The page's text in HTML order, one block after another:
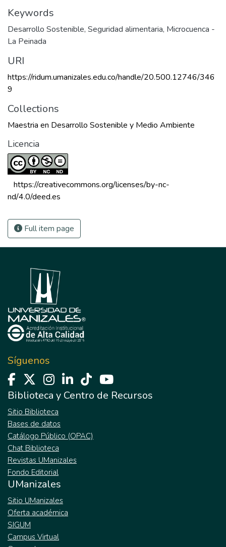
Keywords
Desarrollo Sostenible, Seguridad alimentaria, Microcuenca -
La Peinada
URI
https://ridum.umanizales.edu.co/handle/20.500.12746/346
9
Collections
Maestria en Desarrollo Sostenible y Medio Ambiente
Licencia
https://creativecommons.org/licenses/by-nc-
nd/4.0/deed.es
Full item page
Síguenos
Biblioteca y Centro de Recursos
Sitio Biblioteca
Bases de datos
Catálogo Público (OPAC)
Chat Biblioteca
Revistas UManizales
Fondo Editorial
UManizales
Sitio UManizales
Oferta académica
SIGUM
Campus Virtual